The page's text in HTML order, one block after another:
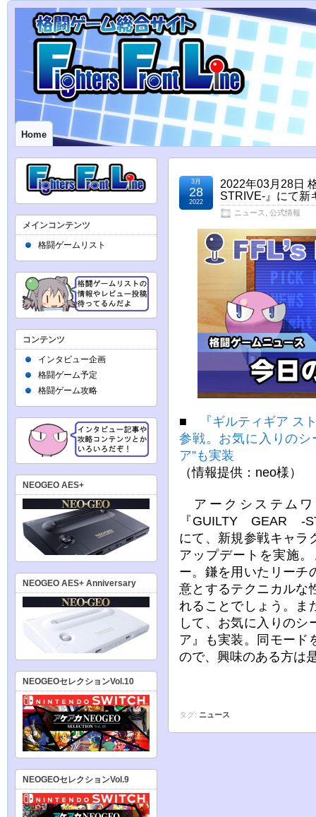
Home
2022年03月28日
STRIVE-』にて新
ニュース 公式情報
3月
28
2022
■
『ギルティギア ス
参戦。お気に入りの
ア”も実装
（情報提供：neo様）
アークシステムワ
『GUILTY GEAR -
にて、新規参戦キャラ
アップデートを実施
ー。鎌を用いたリーチ
意とするテクニカルな
れることでしょう。ま
して、お気に入りのシ
ア』も実装。同モード
ので、興味のある方は
タグ: ニュース
メインコンテンツ
格闘ゲームリスト
コンテンツ
インタビュー企画
格闘ゲーム予定
格闘ゲーム攻略
NEOGEO AES+
NEOGEO AES+ Anniversary
NEOGEOセレクションVol.10
NEOGEOセレクションVol.9